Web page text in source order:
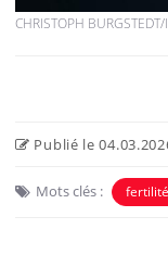
CHRISTOPH BURGSTEDT/
Publié le
Mots clés : fertilité
en fer :